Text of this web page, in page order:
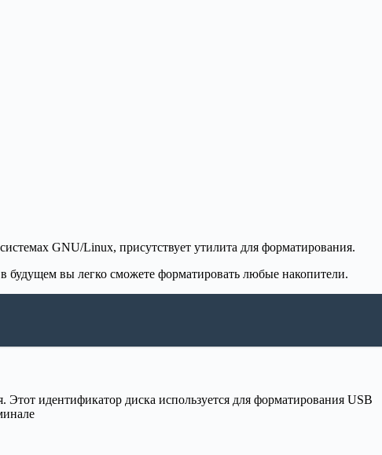
GNU/Linux, присутствует утилита для форматирования.
будущем вы легко сможете форматировать любые накопители.
идентификатор диска используется для форматирования USB